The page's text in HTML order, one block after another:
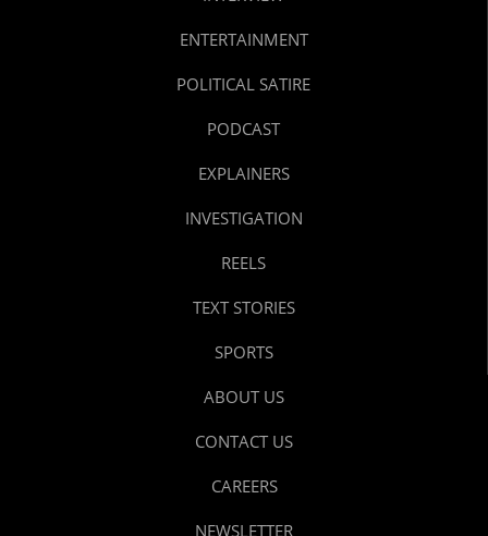
ENTERTAINMENT
POLITICAL SATIRE
PODCAST
EXPLAINERS
INVESTIGATION
REELS
TEXT STORIES
SPORTS
ABOUT US
CONTACT US
CAREERS
NEWSLETTER